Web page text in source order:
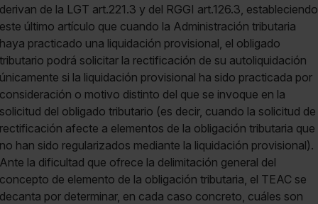
derivan de la LGT art.221.3 y del RGGI art.126.3, estableciendo
este último artículo que cuando la Administración tributaria
haya practicado una liquidación provisional, el obligado
tributario podrá solicitar la rectificación de su autoliquidación
únicamente si la liquidación provisional ha sido practicada por
consideración o motivo distinto del que se invoque en la
solicitud del obligado tributario (es decir, cuando la solicitud de
rectificación afecte a elementos de la obligación tributaria que
no han sido regularizados mediante la liquidación provisional).
Ante la dificultad que ofrece la delimitación general del
concepto de elemento de la obligación tributaria, el TEAC se
decanta por determinar, en cada caso concreto, cuáles son